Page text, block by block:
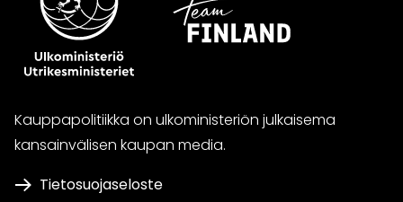
Kauppapolitiikka on ulkoministeriön julkaisema
kansainvälisen kaupan media.
Tietosuojaseloste